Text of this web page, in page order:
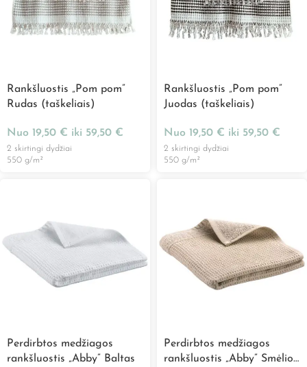
Rankšluostis „Pom pom”
Rudas (taškeliais)
Nuo 19,50 € iki 59,50 €
2 skirtingi dydžiai
550 g/m²
Rankšluostis „Pom pom”
Juodas (taškeliais)
Nuo 19,50 € iki 59,50 €
2 skirtingi dydžiai
550 g/m²
Perdirbtos medžiagos
rankšluostis „Abby” Baltas
Perdirbtos medžiagos
rankšluostis „Abby” Smėlio